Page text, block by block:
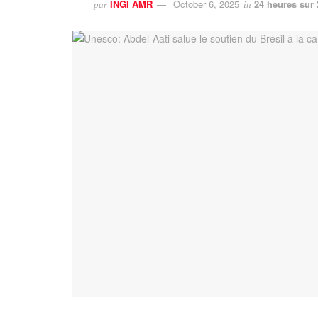
par INGI AMR October 6, 2025 in 24 heures sur